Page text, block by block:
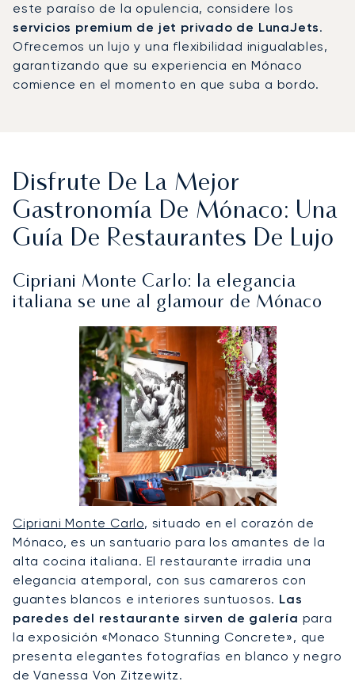
este paraíso de la opulencia, considere los
servicios premium de jet privado de LunaJets.
Ofrecemos un lujo y una flexibilidad inigualables,
garantizando que su experiencia en Mónaco
comience en el momento en que suba a bordo.
Disfrute De La Mejor
Gastronomía De Mónaco: Una
Guía De Restaurantes De Lujo
Cipriani Monte Carlo: la elegancia
italiana se une al glamour de Mónaco
Cipriani Monte Carlo, situado en el corazón de
Mónaco, es un santuario para los amantes de la
alta cocina italiana. El restaurante irradia una
elegancia atemporal, con sus camareros con
guantes blancos e interiores suntuosos. Las
paredes del restaurante sirven de galería para
la exposición «Monaco Stunning Concrete», que
presenta elegantes fotografías en blanco y negro
de Vanessa Von Zitzewitz.